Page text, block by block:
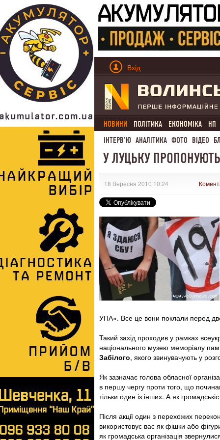
Вхід
НОВИНИ ПОЛІТИКА ЕКОНОМІКА
НП
ІНТЕРВ'Ю АНАЛІТИКА ФОТО ВІДЕО
У ЛУЦЬКУ
18 Вересня 2010 10:24
УПА». Все це вони поклали перед
Такий захід проходив у рамках
національного музею меморіалу
Забілого, якого звинувачують у
Як зазначає голова обласної
в першу чергу проти того, що
тільки один із інших. А як
Після акції один з перехожих
використовує вас як фішки або
як громадська організація